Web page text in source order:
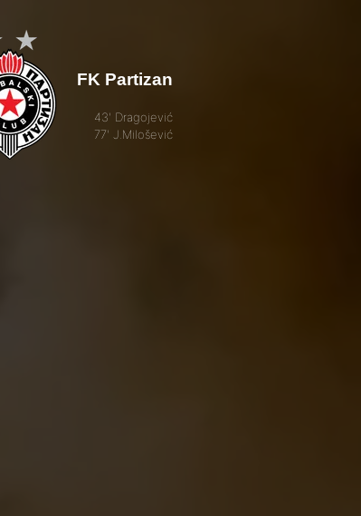
FK Partizan
43' Dragojević
77' J.Milošević